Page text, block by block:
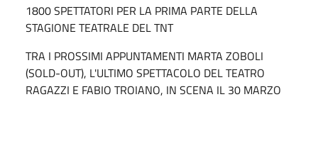
1800 SPETTATORI PER LA PRIMA PARTE DELLA
STAGIONE TEATRALE DEL TNT
TRA I PROSSIMI APPUNTAMENTI MARTA ZOBOLI
(SOLD-OUT), L'ULTIMO SPETTACOLO DEL TEATRO
RAGAZZI E FABIO TROIANO, IN SCENA IL 30 MARZO